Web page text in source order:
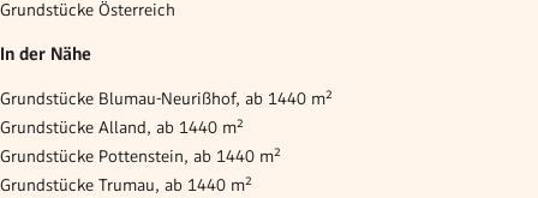
Grundstücke Österreich
In der Nähe
Grundstücke Blumau-Neurißhof, ab 1440 m²
Grundstücke Alland, ab 1440 m²
Grundstücke Pottenstein, ab 1440 m²
Grundstücke Trumau, ab 1440 m²